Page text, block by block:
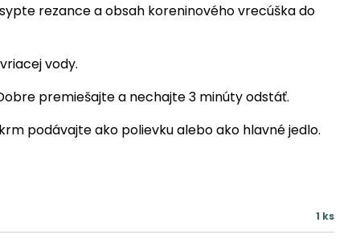
rezance a obsah koreninového vrecúška do
vody.
premiešajte a nechajte 3 minúty odstáť.
podávajte ako polievku alebo ako hlavné jedlo.
1 ks